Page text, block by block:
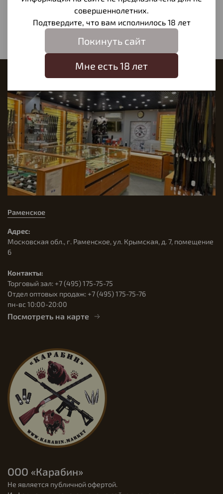
Написать отзыв
Наш магазин
Раменское
Адрес:
Московская обл., г. Раменское, ул. Крымская, д. 7, помещение
6
Контакты:
Торговый зал: +7 (495) 175-75-75
Отдел оптовых продаж: +7 (495) 175-75-76
пн-вс 10:00-20:00
Посмотреть на карте
ООО «Карабин»
Не является публичной офертой.
совершеннолетних.
Подтвердите, что вам исполнилось 18 лет
Покинуть сайт
Мне есть 18 лет